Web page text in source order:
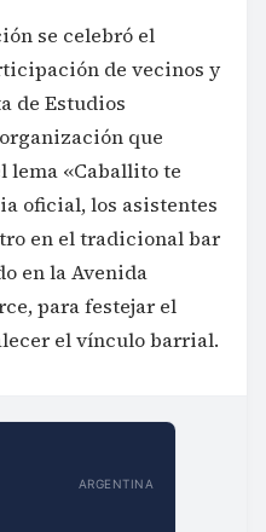
se celebró el
de vecinos y
de Estudios
que
«Caballito te
oficial, los asistentes
en el tradicional bar
en la Avenida
para festejar el
el vínculo barrial.
ARGENTINA